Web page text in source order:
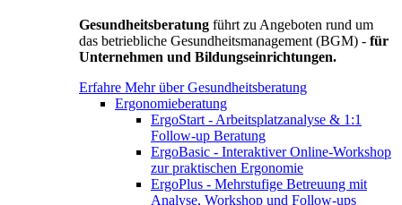
Gesundheitsberatung führt zu Angeboten rund um
das betriebliche Gesundheitsmanagement (BGM) - für
Unternehmen und Bildungseinrichtungen.
Erfahre Mehr über Gesundheitsberatung
Ergonomieberatung
ErgoStart - Arbeitsplatzanalyse & 1:1
Follow-up Beratung
ErgoBasic - Interaktiver Online-Workshop
zur praktischen Ergonomie
ErgoPlus - Mehrstufige Betreuung mit
Analyse, Workshop und Follow-ups